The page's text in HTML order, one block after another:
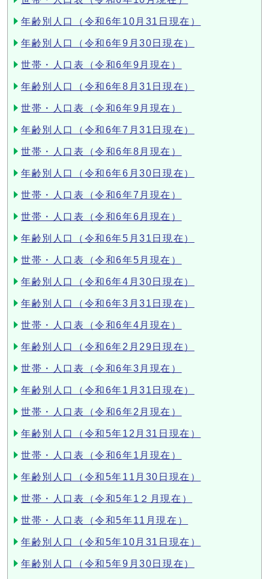
年齢別人口（令和6年10月31日現在）
年齢別人口（令和6年9月30日現在）
世帯・人口表（令和6年9月現在）
年齢別人口（令和6年8月31日現在）
世帯・人口表（令和6年9月現在）
年齢別人口（令和6年7月31日現在）
世帯・人口表（令和6年8月現在）
年齢別人口（令和6年6月30日現在）
世帯・人口表（令和6年7月現在）
世帯・人口表（令和6年6月現在）
年齢別人口（令和6年5月31日現在）
世帯・人口表（令和6年5月現在）
年齢別人口（令和6年4月30日現在）
年齢別人口（令和6年3月31日現在）
世帯・人口表（令和6年4月現在）
年齢別人口（令和6年2月29日現在）
世帯・人口表（令和6年3月現在）
年齢別人口（令和6年1月31日現在）
世帯・人口表（令和6年2月現在）
年齢別人口（令和5年12月31日現在）
世帯・人口表（令和6年1月現在）
年齢別人口（令和5年11月30日現在）
世帯・人口表（令和5年1２月現在）
世帯・人口表（令和5年11月現在）
年齢別人口（令和5年10月31日現在）
年齢別人口（令和5年9月30日現在）